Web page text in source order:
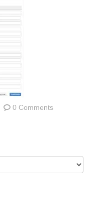
0 Comments